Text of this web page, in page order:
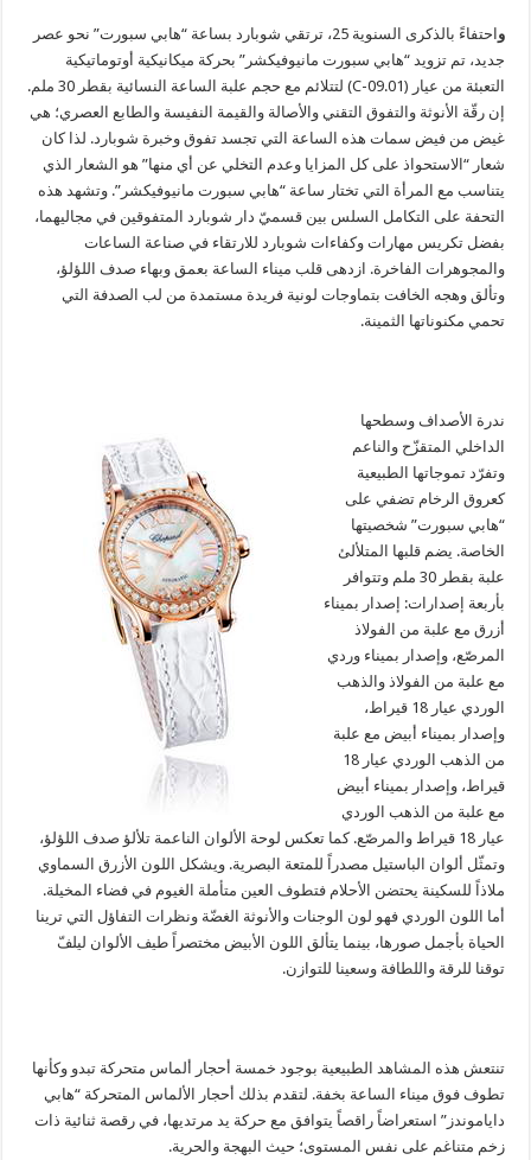
و
احتفاءً بالذكرى السنوية 25، ترتقي شوبارد بساعة “هابي سبورت” نحو عصر
جديد، تم تزويد “هابي سبورت مانيوفيكشر” بحركة ميكانيكية أوتوماتيكية
التعبئة من عيار (09.01-C) لتتلائم مع حجم علبة الساعة النسائية بقطر 30 ملم.
إن رقّة الأنوثة والتفوق التقني والأصالة والقيمة النفيسة والطابع العصري؛ هي
غيض من فيض سمات هذه الساعة التي تجسد تفوق وخبرة شوبارد. لذا كان
شعار “الاستحواذ على كل المزايا وعدم التخلي عن أي منها” هو الشعار الذي
يتناسب مع المرأة التي تختار ساعة “هابي سبورت مانيوفيكشر”. وتشهد هذه
التحفة على التكامل السلس بين قسميّ دار شوبارد المتفوقين في مجاليهما،
بفضل تكريس مهارات وكفاءات شوبارد للارتقاء في صناعة الساعات
والمجوهرات الفاخرة. ازدهى قلب ميناء الساعة بعمق وبهاء صدف اللؤلؤ،
وتألق وهجه الخافت بتماوجات لونية فريدة مستمدة من لب الصدفة التي
تحمي مكنوناتها الثمينة.
ندرة الأصداف وسطحها
الداخلي المتقزّح والناعم
وتفرّد تموجاتها الطبيعية
كعروق الرخام تضفي على
“هابي سبورت” شخصيتها
الخاصة. يضم قلبها المتلألئ
علبة بقطر 30 ملم وتتوافر
بأربعة إصدارات: إصدار بميناء
أزرق مع علبة من الفولاذ
المرصّع، وإصدار بميناء وردي
مع علبة من الفولاذ والذهب
الوردي عيار 18 قيراط،
وإصدار بميناء أبيض مع علبة
من الذهب الوردي عيار 18
قيراط، وإصدار بميناء أبيض
مع علبة من الذهب الوردي
عيار 18 قيراط والمرصّع. كما تعكس لوحة الألوان الناعمة تلألؤ صدف اللؤلؤ،
وتمثّل ألوان الباستيل مصدراً للمتعة البصرية. ويشكل اللون الأزرق السماوي
ملاذاً للسكينة يحتضن الأحلام فتطوف العين متأملة الغيوم في فضاء المخيلة.
أما اللون الوردي فهو لون الوجنات والأنوثة الغضّة ونظرات التفاؤل التي ترينا
الحياة بأجمل صورها، بينما يتألق اللون الأبيض مختصراً طيف الألوان ليلفّ
توقنا للرقة واللطافة وسعينا للتوازن.
تنتعش هذه المشاهد الطبيعية بوجود خمسة أحجار ألماس متحركة تبدو وكأنها
تطوف فوق ميناء الساعة بخفة. لتقدم بذلك أحجار الألماس المتحركة “هابي
داياموندز” استعراضاً راقصاً يتوافق مع حركة يد مرتديها، في رقصة ثنائية ذات
زخم متناغم على نفس المستوى؛ حيث البهجة والحرية.